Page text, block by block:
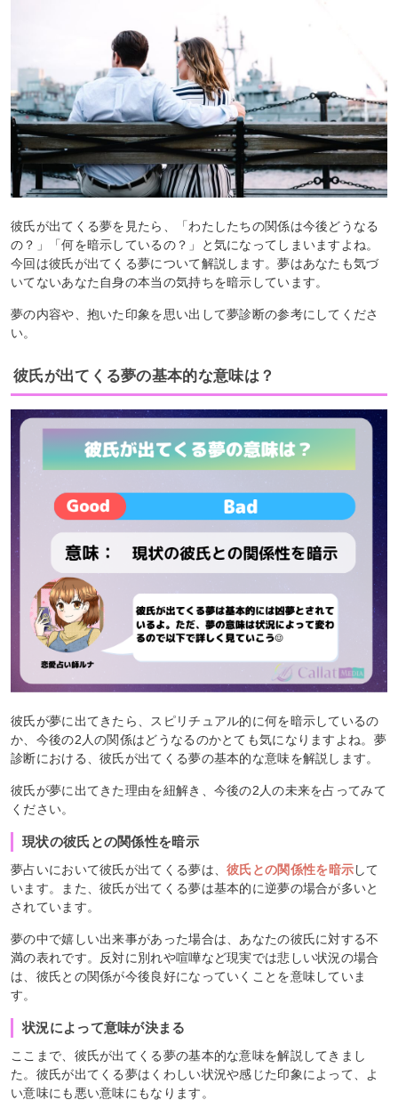
彼氏が出てくる夢を見たら、「わたしたちの関係は今後どうなる
の？」「何を暗示しているの？」と気になってしまいますよね。
今回は彼氏が出てくる夢について解説します。夢はあなたも気づ
いてないあなた自身の本当の気持ちを暗示しています。
夢の内容や、抱いた印象を思い出して夢診断の参考にしてくださ
い。
彼氏が出てくる夢の基本的な意味は？
彼氏が夢に出てきたら、スピリチュアル的に何を暗示しているの
か、今後の2人の関係はどうなるのかとても気になりますよね。夢
診断における、彼氏が出てくる夢の基本的な意味を解説します。
彼氏が夢に出てきた理由を紐解き、今後の2人の未来を占ってみて
ください。
現状の彼氏との関係性を暗示
夢占いにおいて彼氏が出てくる夢は、彼氏との関係性を暗示して
います。また、彼氏が出てくる夢は基本的に逆夢の場合が多いと
されています。
夢の中で嬉しい出来事があった場合は、あなたの彼氏に対する不
満の表れです。反対に別れや喧嘩など現実では悲しい状況の場合
は、彼氏との関係が今後良好になっていくことを意味していま
す。
状況によって意味が決まる
ここまで、彼氏が出てくる夢の基本的な意味を解説してきまし
た。彼氏が出てくる夢はくわしい状況や感じた印象によって、よ
い意味にも悪い意味にもなります。